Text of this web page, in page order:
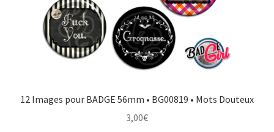
12 Images pour BADGE 56mm • BG00819 • Mots Douteux
3,00€